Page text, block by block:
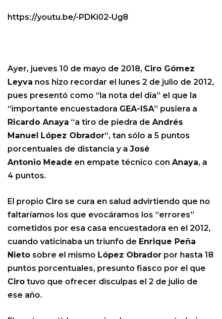
https://youtu.be/-PDKi02-Ug8
Ayer, jueves 10 de mayo de 2018, Ciro Gómez
Leyva nos hizo recordar el lunes 2 de julio de 2012,
pues presentó como “la nota del día” el que la
“importante encuestadora GEA-ISA” pusiera a
Ricardo Anaya “a tiro de piedra de Andrés
Manuel López Obrador“, tan sólo a 5 puntos
porcentuales de distancia y a José
Antonio Meade en empate técnico con Anaya, a
4 puntos.
El propio Ciro se cura en salud advirtiendo que no
faltaríamos los que evocáramos los “errores”
cometidos por esa casa encuestadora en el 2012,
cuando vaticinaba un triunfo de Enrique Peña
Nieto sobre el mismo López Obrador por hasta 18
puntos porcentuales, presunto fiasco por el que
Ciro tuvo que ofrecer disculpas el 2 de julio de
ese año.